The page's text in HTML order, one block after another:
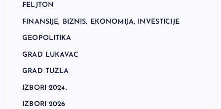
FELJTON
FINANSIJE, BIZNIS, EKONOMIJA, INVESTICIJE
GEOPOLITIKA
GRAD LUKAVAC
GRAD TUZLA
IZBORI 2024.
IZBORI 2026